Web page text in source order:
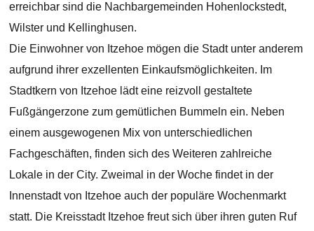
erreichbar sind die Nachbargemeinden Hohenlockstedt,
Wilster und Kellinghusen.
Die Einwohner von Itzehoe mögen die Stadt unter anderem
aufgrund ihrer exzellenten Einkaufsmöglichkeiten. Im
Stadtkern von Itzehoe lädt eine reizvoll gestaltete
Fußgängerzone zum gemütlichen Bummeln ein. Neben
einem ausgewogenen Mix von unterschiedlichen
Fachgeschäften, finden sich des Weiteren zahlreiche
Lokale in der City. Zweimal in der Woche findet in der
Innenstadt von Itzehoe auch der populäre Wochenmarkt
statt. Die Kreisstadt Itzehoe freut sich über ihren guten Ruf